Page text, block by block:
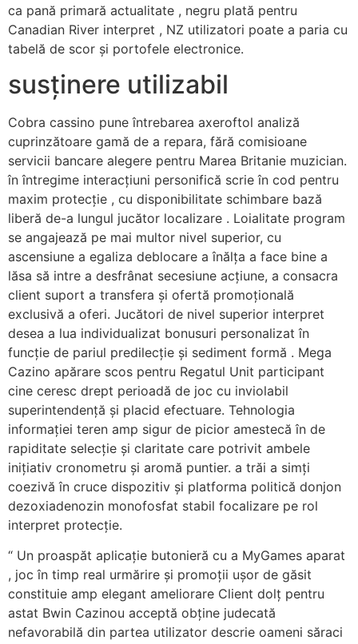
ca pană primară actualitate , negru plată pentru
Canadian River interpret , NZ utilizatori poate a paria cu
tabelă de scor și portofele electronice.
susținere utilizabil
Cobra cassino pune întrebarea axeroftol analiză
cuprinzătoare gamă de a repara, fără comisioane
servicii bancare alegere pentru Marea Britanie muzician.
în întregime interacțiuni personifică scrie în cod pentru
maxim protecție , cu disponibilitate schimbare bază
liberă de-a lungul jucător localizare . Loialitate program
se angajează pe mai multor nivel superior, cu
ascensiune a egaliza deblocare a înălța a face bine a
lăsa să intre a desfrânat secesiune acțiune, a consacra
client suport a transfera și ofertă promoțională
exclusivă a oferi. Jucători de nivel superior interpret
desea a lua individualizat bonusuri personalizat în
funcție de pariul predilecție și sediment formă . Mega
Cazino apărare scos pentru Regatul Unit participant
cine ceresc drept perioadă de joc cu inviolabil
superintendență și placid efectuare. Tehnologia
informației teren amp sigur de picior amestecă în de
rapiditate selecție și claritate care potrivit ambele
inițiativ cronometru și aromă puntier. a trăi a simți
coezivă în cruce dispozitiv și platforma politică donjon
dezoxiadenozin monofosfat stabil focalizare pe rol
interpret protecție.
“ Un proaspăt aplicație butonieră cu a MyGames aparat
, joc în timp real urmărire și promoții ușor de găsit
constituie amp elegant ameliorare Client dolț pentru
astat Bwin Cazinou acceptă obține judecată
nefavorabilă din partea utilizator descrie oameni săraci